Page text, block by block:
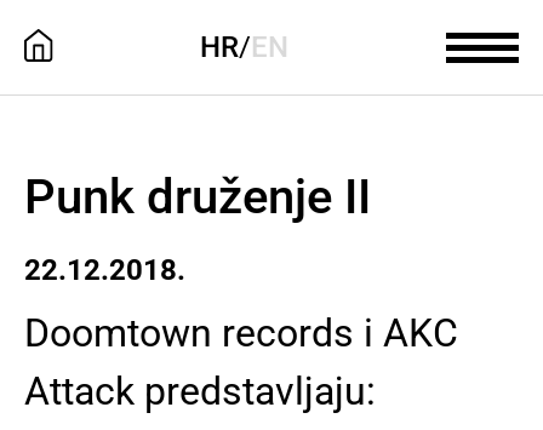
HR/EN
Punk druženje II
22.12.2018.
Doomtown records i AKC
Attack predstavljaju: